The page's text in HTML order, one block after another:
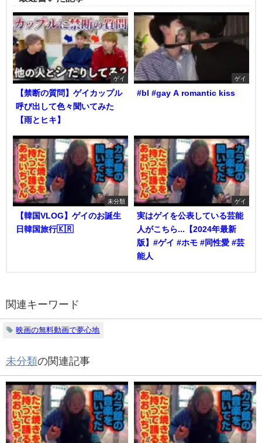
ゲイ
【禁断の質問】ゲイカップル
呼び出して色々聞いてみた
【雨とヒキ】
ゲイ
#bl #gay A romantic kiss
未分類
【韓国VLOG】ゲイのお誕生
日韓国旅行🇰🇷
ゲイ
実はゲイを公表している芸能
人がこちら...【2024年最新
版】#ゲイ #ホモ #同性愛 #芸
能人
関連キーワード
映画の無料動画で夢心地
未分類の関連記事